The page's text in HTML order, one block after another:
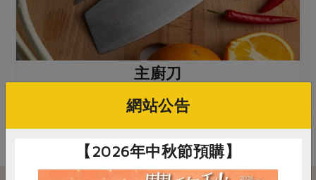
主廚刀
1入，900元
網站公告
【2026年中秋節預購】